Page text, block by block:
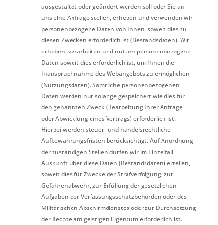
ausgestaltet oder geändert werden soll oder Sie an
uns eine Anfrage stellen, erheben und verwenden wir
personenbezogene Daten von Ihnen, soweit dies zu
diesen Zwecken erforderlich ist (Bestandsdaten). Wir
erheben, verarbeiten und nutzen personenbezogene
Daten soweit dies erforderlich ist, um Ihnen die
Inanspruchnahme des Webangebots zu ermöglichen
(Nutzungsdaten). Sämtliche personenbezogenen
Daten werden nur solange gespeichert wie dies für
den genannten Zweck (Bearbeitung Ihrer Anfrage
oder Abwicklung eines Vertrags) erforderlich ist.
Hierbei werden steuer- und handelsrechtliche
Aufbewahrungsfristen berücksichtigt. Auf Anordnung
der zuständigen Stellen dürfen wir im Einzelfall
Auskunft über diese Daten (Bestandsdaten) erteilen,
soweit dies für Zwecke der Strafverfolgung, zur
Gefahrenabwehr, zur Erfüllung der gesetzlichen
Aufgaben der Verfassungsschutzbehörden oder des
Militärischen Abschirmdienstes oder zur Durchsetzung
der Rechte am geistigen Eigentum erforderlich ist.